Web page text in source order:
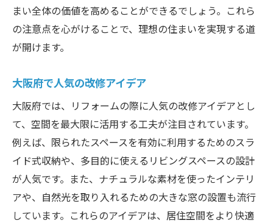
まい全体の価値を高めることができるでしょう。これら
の注意点を心がけることで、理想の住まいを実現する道
が開けます。
大阪府で人気の改修アイデア
大阪府では、リフォームの際に人気の改修アイデアとし
て、空間を最大限に活用する工夫が注目されています。
例えば、限られたスペースを有効に利用するためのスラ
イド式収納や、多目的に使えるリビングスペースの設計
が人気です。また、ナチュラルな素材を使ったインテリ
アや、自然光を取り入れるための大きな窓の設置も流行
しています。これらのアイデアは、居住空間をより快適